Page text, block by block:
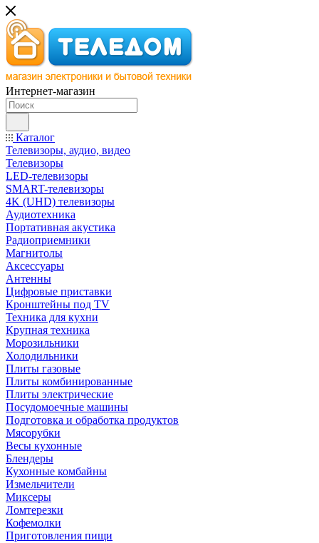
Интернет-магазин
Каталог
Телевизоры, аудио, видео
Телевизоры
LED-телевизоры
SMART-телевизоры
4K (UHD) телевизоры
Аудиотехника
Портативная акустика
Радиоприемники
Магнитолы
Аксессуары
Антенны
Цифровые приставки
Кронштейны под TV
Техника для кухни
Крупная техника
Морозильники
Холодильники
Плиты газовые
Плиты комбинированные
Плиты электрические
Посудомоечные машины
Подготовка и обработка продуктов
Мясорубки
Весы кухонные
Блендеры
Кухонные комбайны
Измельчители
Миксеры
Ломтерезки
Кофемолки
Приготовления пищи